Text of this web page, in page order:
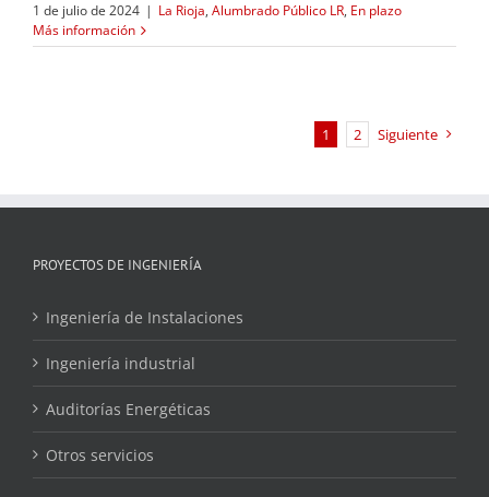
1 de julio de 2024 | La Rioja, Alumbrado Público LR, En plazo
Más información
1 2 Siguiente
PROYECTOS DE INGENIERÍA
Ingeniería de Instalaciones
Ingeniería industrial
Auditorías Energéticas
Otros servicios